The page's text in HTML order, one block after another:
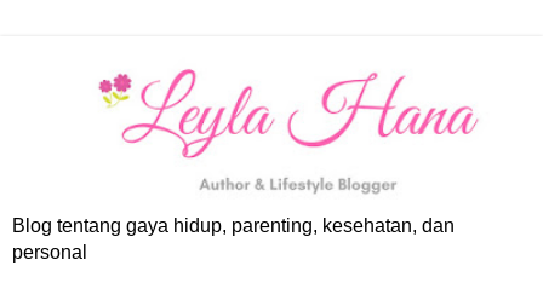
Blog tentang gaya hidup, parenting, kesehatan, dan
personal